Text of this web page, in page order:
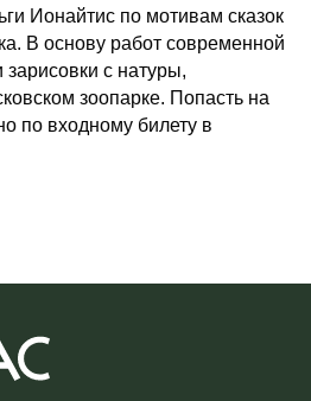
Ионайтис по мотивам сказок
В основу работ современной
с натуры,
зоопарке. Попасть на
по входному билету в